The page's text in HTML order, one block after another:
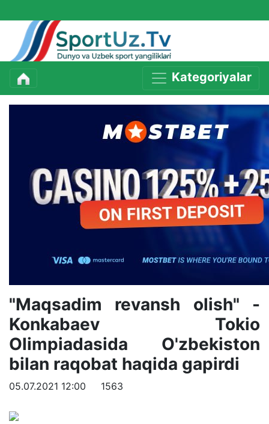
Kategoriyalar
"Maqsadim revansh olish" -
Konkabaev Tokio
Olimpiadasida O'zbekiston
bilan raqobat haqida gapirdi
05.07.2021 12:00 1563